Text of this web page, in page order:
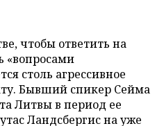
чтобы ответить на
«вопросами
столь агрессивное
Бывший спикер Сейма
Литвы в период ее
Ландсбергис на уже